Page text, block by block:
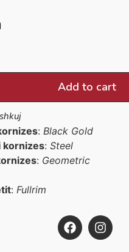
Add to cart
:Black Gold
kornizes:Steel
: Geometric
:Fullrim